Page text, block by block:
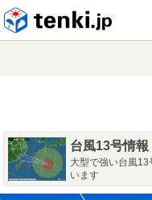
台風13号情報
大型で強い台風
います